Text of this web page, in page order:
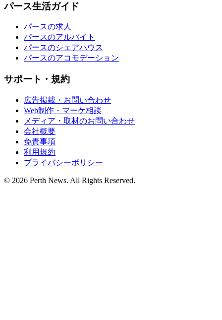
パース生活ガイド
パースの求人
パースのアルバイト
パースのシェアハウス
パースのアコモデーション
サポート・規約
広告掲載・お問い合わせ
Web制作・マーケ相談
メディア・取材のお問い合わせ
会社概要
免責事項
利用規約
プライバシーポリシー
© 2026 Perth News. All Rights Reserved.